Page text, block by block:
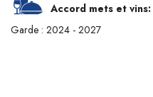
Accord mets et vins:
Garde : 2024 - 2027